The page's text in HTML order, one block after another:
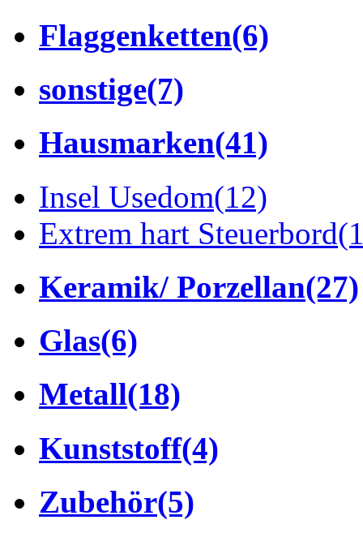
Flaggenketten(6)
sonstige(7)
Hausmarken(41)
Insel Usedom(12)
Extrem hart Steuerbord
Keramik/ Porzellan(27)
Glas(6)
Metall(18)
Kunststoff(4)
Zubehör(5)